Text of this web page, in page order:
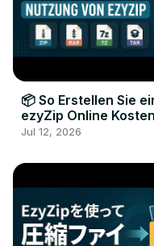
📦 So Erstellen Sie
ezyZip Online
Softwareinstallation
Jul 12, 2026